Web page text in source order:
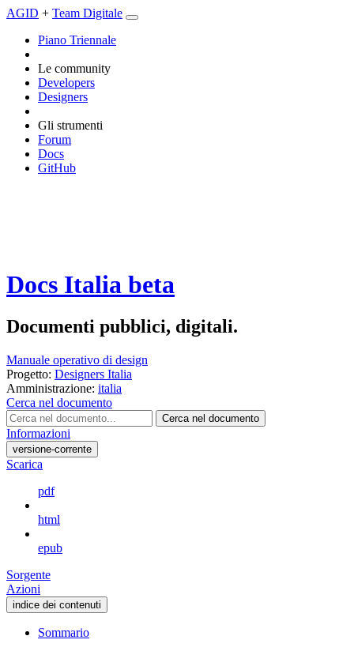
AGID + Team Digitale
Piano Triennale
Le community
Developers
Designers
Gli strumenti
Forum
Docs
GitHub
Docs Italia beta
Documenti pubblici, digitali.
Manuale operativo di design
Progetto: Designers Italia
Amministrazione: italia
Cerca nel documento
Cerca nel documento
Informazioni
versione-corrente
Scarica
pdf
html
epub
Sorgente
Azioni
indice dei contenuti
Sommario